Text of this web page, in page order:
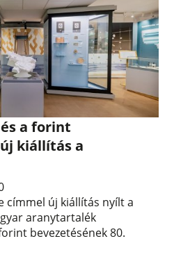
a forint
kiállítás a
címmel új kiállítás nyílt a
aranytartalék
bevezetésének 80.